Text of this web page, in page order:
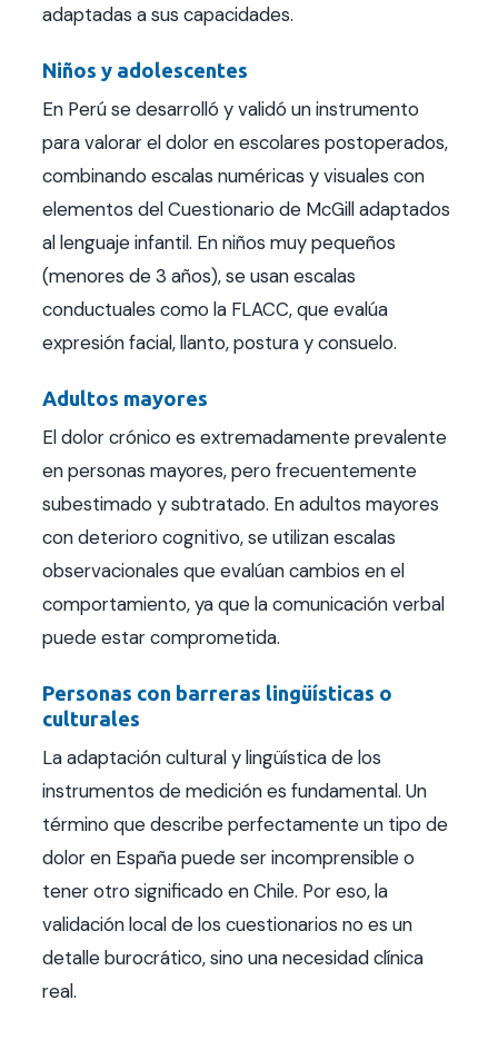
adaptadas a sus capacidades.
Niños y adolescentes
En Perú se desarrolló y validó un instrumento
para valorar el dolor en escolares postoperados,
combinando escalas numéricas y visuales con
elementos del Cuestionario de McGill adaptados
al lenguaje infantil. En niños muy pequeños
(menores de 3 años), se usan escalas
conductuales como la FLACC, que evalúa
expresión facial, llanto, postura y consuelo.
Adultos mayores
El dolor crónico es extremadamente prevalente
en personas mayores, pero frecuentemente
subestimado y subtratado. En adultos mayores
con deterioro cognitivo, se utilizan escalas
observacionales que evalúan cambios en el
comportamiento, ya que la comunicación verbal
puede estar comprometida.
Personas con barreras lingüísticas o
culturales
La adaptación cultural y lingüística de los
instrumentos de medición es fundamental. Un
término que describe perfectamente un tipo de
dolor en España puede ser incomprensible o
tener otro significado en Chile. Por eso, la
validación local de los cuestionarios no es un
detalle burocrático, sino una necesidad clínica
real.